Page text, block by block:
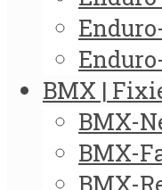
BMX |
BMX-
BMX-
BMX-